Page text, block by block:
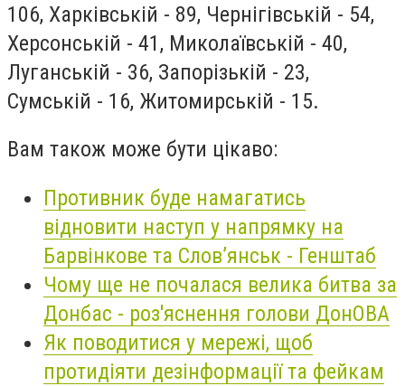
106, Харківській - 89, Чернігівській - 54,
Херсонській - 41, Миколаївській - 40,
Луганській - 36, Запорізькій - 23,
Сумській - 16, Житомирській - 15.
Вам також може бути цікаво:
Противник буде намагатись
відновити наступ у напрямку на
Барвінкове та Слов’янськ - Генштаб
Чому ще не почалася велика битва за
Донбас - роз'яснення голови ДонОВА
Як поводитися у мережі, щоб
протидіяти дезінформації та фейкам